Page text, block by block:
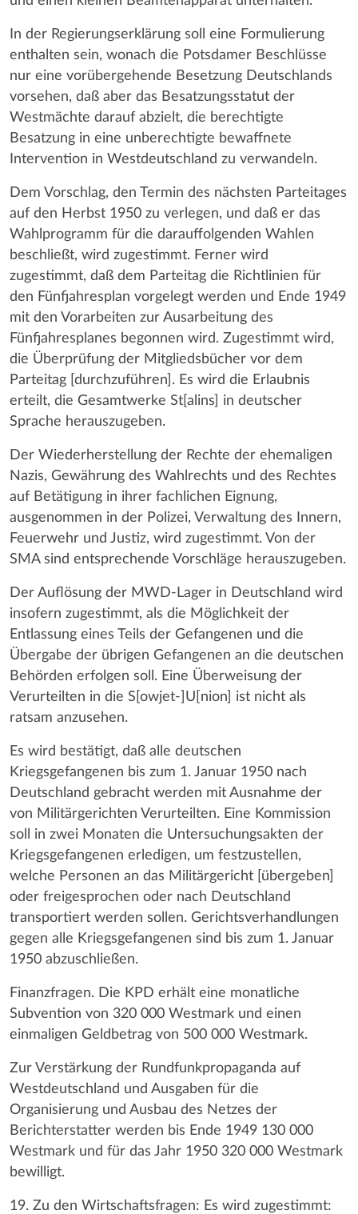
In der Regierungserklärung soll eine Formulierung
enthalten sein, wonach die Potsdamer Beschlüsse
nur eine vorübergehende Besetzung Deutschlands
vorsehen, daß aber das Besatzungsstatut der
Westmächte darauf abzielt, die berechtigte
Besatzung in eine unberechtigte bewaffnete
Intervention in Westdeutschland zu verwandeln.
Dem Vorschlag, den Termin des nächsten Parteitages
auf den Herbst 1950 zu verlegen, und daß er das
Wahlprogramm für die darauffolgenden Wahlen
beschließt, wird zugestimmt. Ferner wird
zugestimmt, daß dem Parteitag die Richtlinien für
den Fünfjahresplan vorgelegt werden und Ende 1949
mit den Vorarbeiten zur Ausarbeitung des
Fünfjahresplanes begonnen wird. Zugestimmt wird,
die Überprüfung der Mitgliedsbücher vor dem
Parteitag [durchzuführen]. Es wird die Erlaubnis
erteilt, die Gesamtwerke St[alins] in deutscher
Sprache herauszugeben.
Der Wiederherstellung der Rechte der ehemaligen
Nazis, Gewährung des Wahlrechts und des Rechtes
auf Betätigung in ihrer fachlichen Eignung,
ausgenommen in der Polizei, Verwaltung des Innern,
Feuerwehr und Justiz, wird zugestimmt. Von der
SMA sind entsprechende Vorschläge herauszugeben.
Der Auflösung der MWD-Lager in Deutschland wird
insofern zugestimmt, als die Möglichkeit der
Entlassung eines Teils der Gefangenen und die
Übergabe der übrigen Gefangenen an die deutschen
Behörden erfolgen soll. Eine Überweisung der
Verurteilten in die S[owjet-]U[nion] ist nicht als
ratsam anzusehen.
Es wird bestätigt, daß alle deutschen
Kriegsgefangenen bis zum 1. Januar 1950 nach
Deutschland gebracht werden mit Ausnahme der
von Militärgerichten Verurteilten. Eine Kommission
soll in zwei Monaten die Untersuchungsakten der
Kriegsgefangenen erledigen, um festzustellen,
welche Personen an das Militärgericht [übergeben]
oder freigesprochen oder nach Deutschland
transportiert werden sollen. Gerichtsverhandlungen
gegen alle Kriegsgefangenen sind bis zum 1. Januar
1950 abzuschließen.
Finanzfragen. Die KPD erhält eine monatliche
Subvention von 320 000 Westmark und einen
einmaligen Geldbetrag von 500 000 Westmark.
Zur Verstärkung der Rundfunkpropaganda auf
Westdeutschland und Ausgaben für die
Organisierung und Ausbau des Netzes der
Berichterstatter werden bis Ende 1949 130 000
Westmark und für das Jahr 1950 320 000 Westmark
bewilligt.
19. Zu den Wirtschaftsfragen: Es wird zugestimmt: